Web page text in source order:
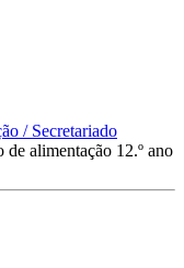
/ Secretariado
de alimentação 12.º ano